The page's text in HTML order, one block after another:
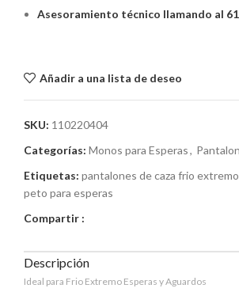
Asesoramiento técnico llamando al
Añadir a una lista de deseo
SKU: 110220404
Categorías: Monos para Esperas,
Etiquetas: pantalones de caza frio extremo
peto para esperas
Compartir :
Descripción
Ideal para Frio Extremo Esperas y Aguardos